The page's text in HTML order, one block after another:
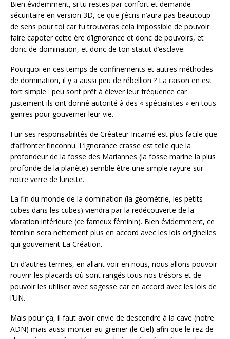
Bien évidemment, si tu restes par confort et demande
sécuritaire en version 3D, ce que j’écris n’aura pas beaucoup
de sens pour toi car tu trouveras cela impossible de pouvoir
faire capoter cette ère d’ignorance et donc de pouvoirs, et
donc de domination, et donc de ton statut d’esclave.
Pourquoi en ces temps de confinements et autres méthodes
de domination, il y a aussi peu de rébellion ? La raison en est
fort simple : peu sont prêt à élever leur fréquence car
justement ils ont donné autorité à des « spécialistes » en tous
genres pour gouverner leur vie.
Fuir ses responsabilités de Créateur Incarné est plus facile que
d’affronter l’inconnu. L’ignorance crasse est telle que la
profondeur de la fosse des Mariannes (la fosse marine la plus
profonde de la planète) semble être une simple rayure sur
notre verre de lunette.
La fin du monde de la domination (la géométrie, les petits
cubes dans les cubes) viendra par la redécouverte de la
vibration intérieure (ce fameux féminin). Bien évidemment, ce
féminin sera nettement plus en accord avec les lois originelles
qui gouvernent La Création.
En d’autres termes, en allant voir en nous, nous allons pouvoir
rouvrir les placards où sont rangés tous nos trésors et de
pouvoir les utiliser avec sagesse car en accord avec les lois de
l’UN.
Mais pour ça, il faut avoir envie de descendre à la cave (notre
ADN) mais aussi monter au grenier (le Ciel) afin que le rez-de-